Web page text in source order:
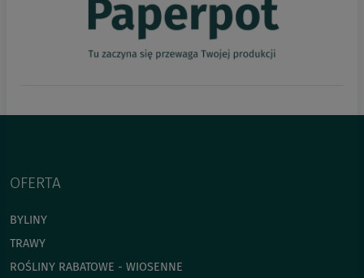
OFERTA
BYLINY
TRAWY
ROŚLINY RABATOWE - WIOSENNE